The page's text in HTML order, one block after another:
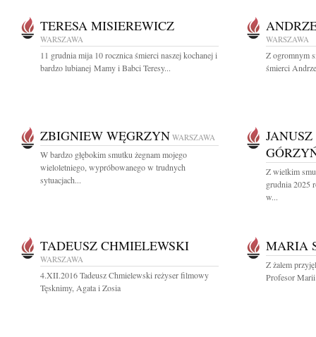
TERESA MISIEREWICZ
WARSZAWA
11 grudnia mija 10 rocznica śmierci naszej kochanej i
bardzo lubianej Mamy i Babci Teresy...
WARSZAWA
Z ogromnym
śmierci
ZBIGNIEW WĘGRZYN WARSZAWA
W bardzo głębokim smutku żegnam mojego
wieloletniego, wypróbowanego w trudnych
sytuacjach...
Z wielkim
grudnia 2025
w...
TADEUSZ CHMIELEWSKI
WARSZAWA
4.XII.2016 Tadeusz Chmielewski reżyser filmowy
Tęsknimy, Agata i Zosia
MARIA
Z żalem
Profesor